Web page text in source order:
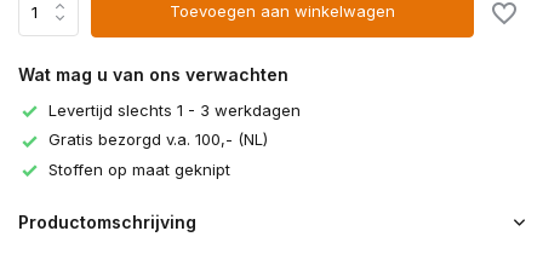
Toevoegen aan winkelwagen
Wat mag u van ons verwachten
Levertijd slechts 1 - 3 werkdagen
Gratis bezorgd v.a. 100,- (NL)
Stoffen op maat geknipt
Productomschrijving